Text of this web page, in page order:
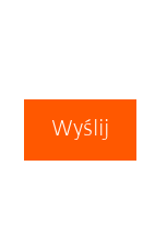
Wyślij